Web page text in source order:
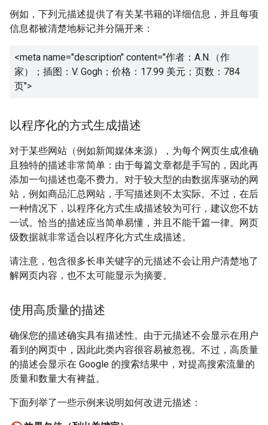
例如，下列元描述提供了有关某书籍的详细信息，并且每项
信息都被清楚地标记并分隔开来：
<meta name="description" content="作者：A.N.（作
家）；插图：V. Gogh；价格：17.99 美元；页数：784
页">
以程序化的方式生成描述
对于某些网站（例如新闻媒体来源），为每个网页生成准确
且独特的描述非常简单：由于每篇文章都是手写的，因此再
添加一句描述也毫不费力。对于较大型的由数据库驱动的网
站，例如商品汇总网站，手写描述则不太实际。不过，在后
一种情况下，以程序化方式生成描述较为可行，建议您不妨
一试。恰当的描述应当简单易懂，并且不能千篇一律。网页
级数据就非常适合以程序化方式生成描述。
请注意，包含很多长串关键字的元描述不会让用户清楚地了
解网页内容，也不太可能显示为摘要。
使用高质量的描述
确保您的描述确实具有描述性。由于元描述不会显示在用户
看到的网页中，因此此类内容很容易被忽视。不过，高质量
的描述会显示在 Google 的搜索结果中，对提高搜索流量的
质量和数量大有裨益。
下面列举了一些示例来说明如何改进元描述：